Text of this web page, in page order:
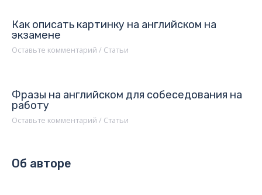
Как описать картинку на английском на
экзамене
Оставьте комментарий / Статьи
Фразы на английском для собеседования на
работу
Оставьте комментарий / Статьи
Об авторе